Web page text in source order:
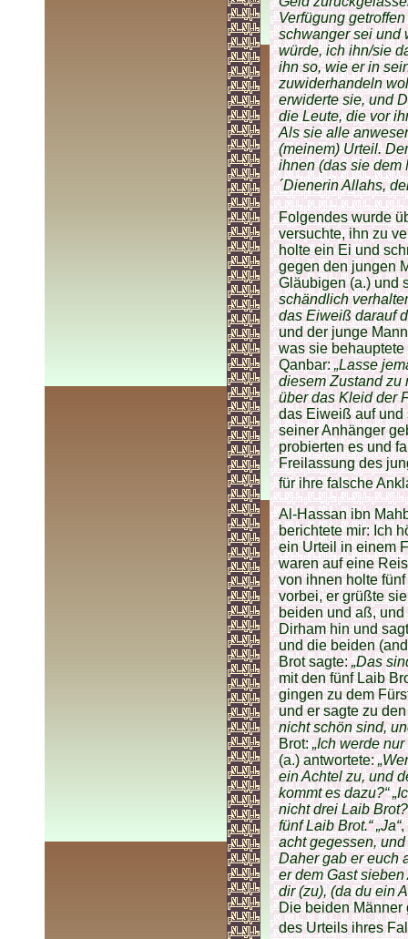
Verfügung
schwanger sei und
würde, ich ihn/sie
ihn so, wie er in
zuwiderhandeln
erwiderte sie, und
die Leute, die vor
Als sie alle
(meinem) Urteil.
ihnen (das sie dem
´Dienerin Allahs,
Folgendes wurde
versuchte, ihn zu
holte ein Ei und
gegen den jungen
Gläubigen (a.) und
schändlich
das Eiweiß darauf
und der junge
was sie
Qanbar:„Lasse
diesem Zustand zu
über das Kleid der
das Eiweiß auf und
seiner Anhänger
probierten es und
Freilassung des
für ihre falsche
Al-Hassan ibn
berichtete mir: Ich
ein Urteil in einem
waren auf eine
von ihnen holte
vorbei, er grüßte
beiden und aß, und
Dirham hin und
und die beiden
Brot sagte:„Das
mit den fünf Laib
gingen zu dem
und er sagte zu
nicht schön sind,
Brot:„Ich werde
(a.) antwortete:
ein Achtel zu, und
kommt es dazu?“
nicht drei Laib
fünf Laib Brot.“ „Ja“,
acht gegessen,
Daher gab er euch
er dem Gast
dir (zu), (da du ein
Die beiden Männer
des Urteils ihres